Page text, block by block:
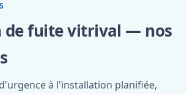
de fuite vitrival — nos
à l'installation planifiée,